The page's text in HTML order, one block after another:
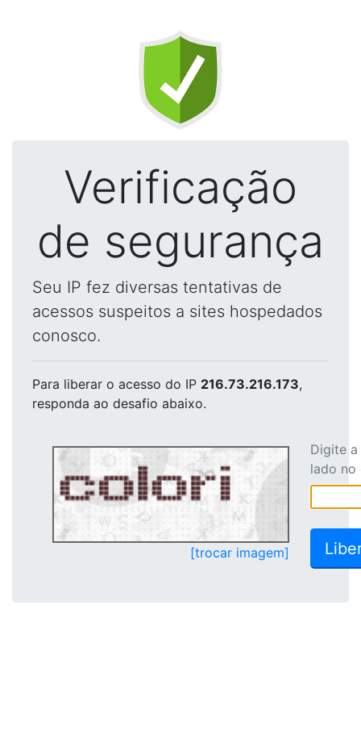
Verificação
de segurança
Seu IP fez diversas tentativas de
acessos suspeitos a sites hospedados
conosco.
Para liberar o acesso do IP 216.73.216.173,
responda ao desafio abaixo.
[trocar imagem]
Digite
lado no